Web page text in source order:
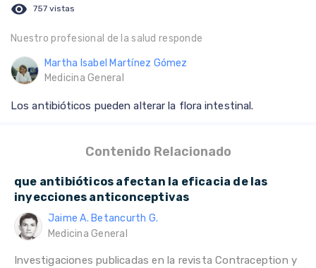
visibility 757 vistas
Nuestro profesional de la salud responde
Martha Isabel Martínez Gómez
Medicina General
Los antibióticos pueden alterar la flora intestinal.
Contenido Relacionado
que antibióticos afectan la eficacia de las
inyecciones anticonceptivas
Jaime A. Betancurth G.
Medicina General
Investigaciones publicadas en la revista Contraception y